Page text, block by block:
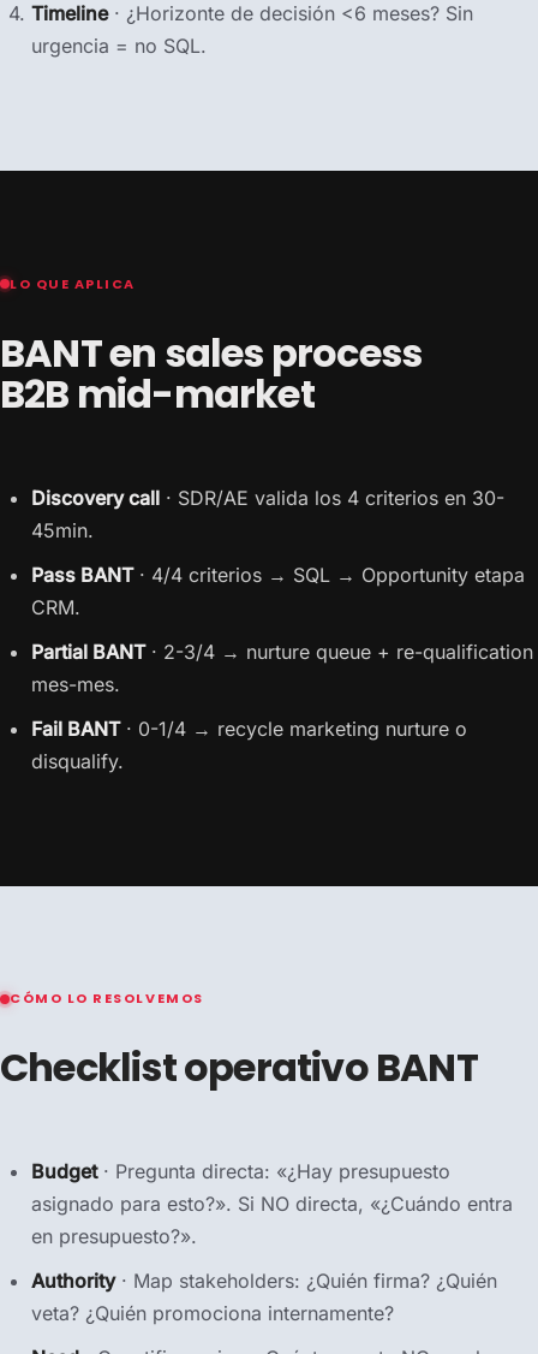
Timeline· ¿Horizonte de decisión <6 meses? Sin
urgencia = no SQL.
LO QUE APLICA
BANT en sales process
B2B mid-market
Discovery call · SDR/AE valida los 4 criterios en 30-
45min.
Pass BANT· 4/4 criterios → SQL → Opportunity etapa
CRM.
Partial BANT· 2-3/4 → nurture queue + re-qualification
mes-mes.
Fail BANT· 0-1/4 → recycle marketing nurture o
disqualify.
CÓMO LO RESOLVEMOS
Checklist operativo BANT
Budget· Pregunta directa: «¿Hay presupuesto
asignado para esto?». Si NO directa, «¿Cuándo entra
en presupuesto?».
Authority· Map stakeholders: ¿Quién firma? ¿Quién
veta? ¿Quién promociona internamente?